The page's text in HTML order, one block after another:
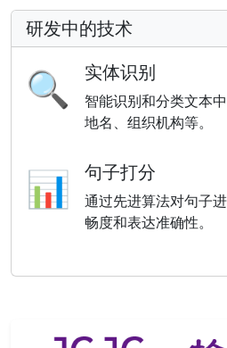
研发中的技术
🔍 实体识别
智能识别和分类文本
地名、组织机构等。
📊 句子打分
通过先进算法对句子
畅度和表达准确性。